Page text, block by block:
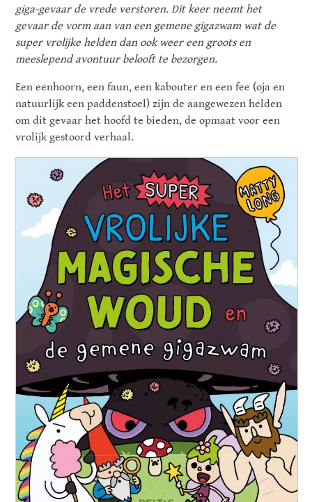
giga-gevaar de vrede verstoren. Dit keer neemt het
gevaar de vorm aan van een gemene gigazwam wat de
super vrolijke helden dan ook weer een groots en
meeslepend avontuur belooft te bezorgen.
Een eenhoorn, een faun, een kabouter en een fee (oja en
natuurlijk een paddenstoel) zijn de aangewezen helden
om dit gevaar het hoofd te bieden, de opmaat voor een
vrolijk gestoord verhaal.